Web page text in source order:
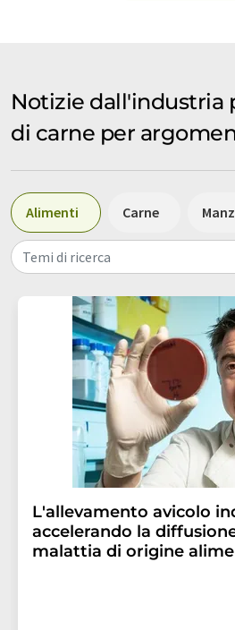
Notizie dall'industria
di carne per
Alimenti Carne
Temi di ricerca
L'allevamento avicolo
accelerando la
malattia di origine